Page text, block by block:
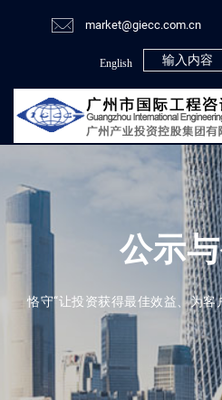
market@giecc.com.cn
English
公示
恪守“让投资获得最佳效益、为客